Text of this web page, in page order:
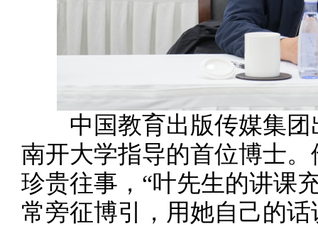
中国教育出版传媒集团
南开大学指导的首位博士
珍贵往事，“叶先生的讲课
常旁征博引，用她自己的话